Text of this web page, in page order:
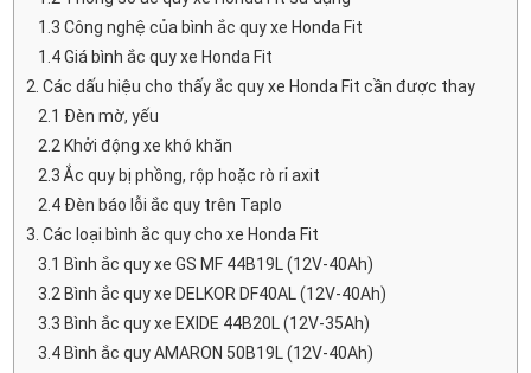
1.3 Công nghệ của bình ắc quy xe Honda Fit
1.4 Giá bình ắc quy xe Honda Fit
2. Các dấu hiệu cho thấy ắc quy xe Honda Fit cần được thay
2.1 Đèn mờ, yếu
2.2 Khởi động xe khó khăn
2.3 Ắc quy bị phồng, rộp hoặc rò rỉ axit
2.4 Đèn báo lỗi ắc quy trên Taplo
3. Các loại bình ắc quy cho xe Honda Fit
3.1 Bình ắc quy xe GS MF 44B19L (12V-40Ah)
3.2 Bình ắc quy xe DELKOR DF40AL (12V-40Ah)
3.3 Bình ắc quy xe EXIDE 44B20L (12V-35Ah)
3.4 Bình ắc quy AMARON 50B19L (12V-40Ah)